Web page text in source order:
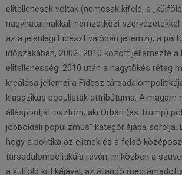
elitellenesek voltak (nemcsak kifelé, a
nagyhatalmakkal, nemzetközi
az a jelenlegi Fideszt valóban jellemzi), a
időszakában, 2002–2010 között jellemezte a
elitellenesség. 2010 után a nagytőkés réteg
kreálása jellemzi a Fidesz
klasszikus populisták attribútuma. A magam
álláspontját osztom, aki Orbán (és Trump)
jobboldali populizmus” kategóriájába sorolja.
hogy a politika az elitnek és a felső
társadalompolitikája révén, miközben a
a külföld kritikájával, az állandó